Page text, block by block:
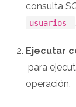
consulta
usuarios .
Ejecutar
para
operación.